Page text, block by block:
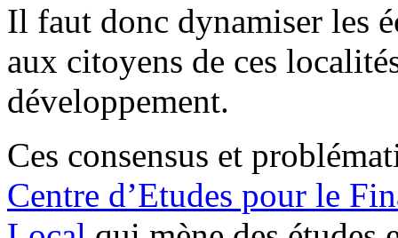
Il faut donc dynamiser les
aux citoyens de ces
développement.
Ces consensus et
Centre d’Etudes pour le